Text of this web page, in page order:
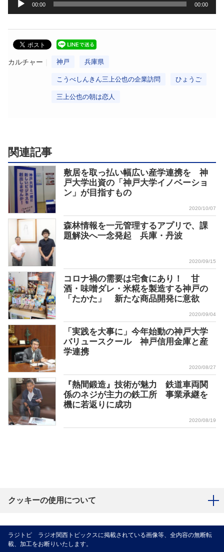
声
プ
レ
00:00 00:00
カルチャー 神戸 兵庫県
こうべしんきん三上公也の企業訪問 ひょうご
三上公也の朝は恋人
関連記事
敷居を取っ払い幅広い産学連携を 神
戸大学出資の「神戸大学イノベーショ
ン」が目指すもの
2020/10/07
森林情報を一元管理するアプリで、課
題解決へ一念発起 兵庫・丹波
2020/09/15
コロナ禍の需要は宅食にあり！ 甘
酒・味噌ダレ・米糀を製造する神戸の
「たかた」 新たな商品開発に意欲
2020/09/04
「実践を大事に」今年始動の神戸大学
バリュースクール 神戸信用金庫と産
学連携
2020/08/27
『熱間鍛造』技術が魅力 鉄道車両関
係のネジが主力の鉄工所 事業承継を
機に若返りに成功
2020/08/19
クッキーの使用について
ラジトピ ラジオ関西トピックスに掲載されている画像等、全内容の無断転
載、加工をお断りいたします。